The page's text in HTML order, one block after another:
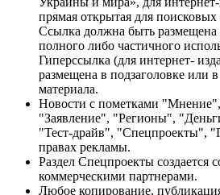
прямая открытая для
Ссылка должна быть размещена
полного либо частичного
Гиперссылка (для интернет-
размещена в подзаголовке или
материала.
Новости с пометками
"Заявление", "Регионы",
"Тест-драйв", "Спецпроекты",
правах рекламы.
Раздел Спецпроекты создается
коммерческими партнерами.
Любое копирование,